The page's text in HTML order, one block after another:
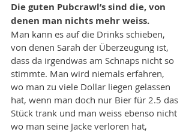
Die guten Pubcrawl’s sind die, von
denen man nichts mehr weiss.
Man kann es auf die Drinks schieben,
von denen Sarah der Überzeugung ist,
dass da irgendwas am Schnaps nicht so
stimmte. Man wird niemals erfahren,
wo man zu viele Dollar liegen gelassen
hat, wenn man doch nur Bier für 2.5 das
Stück trank und man weiss ebenso nicht
wo man seine Jacke verloren hat,